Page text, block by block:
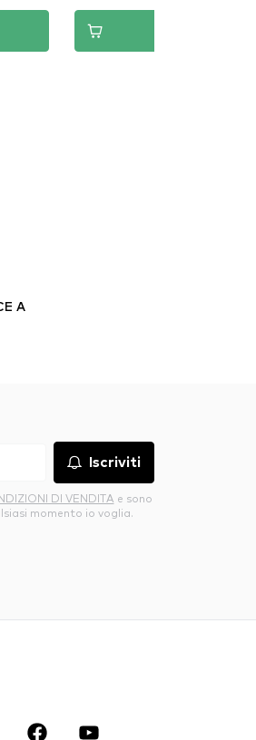
A
Iscriviti
DI VENDITA e sono
momento io voglia.